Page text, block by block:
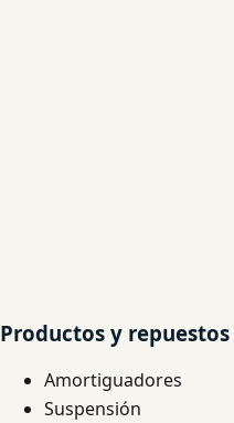
Productos y
Amortiguadores
Suspensión